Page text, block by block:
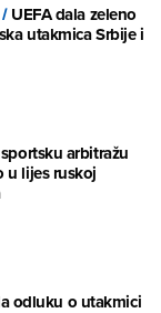
/UEFA dala zeleno
utakmica Srbije i
arbitražu
u lijes ruskoj
odluku o utakmici